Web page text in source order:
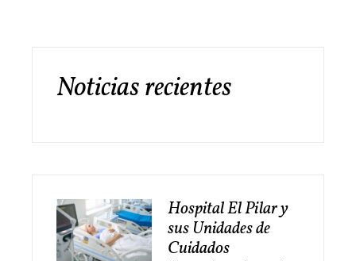
Noticias recientes
Hospital El Pilar y
sus Unidades de
Cuidados